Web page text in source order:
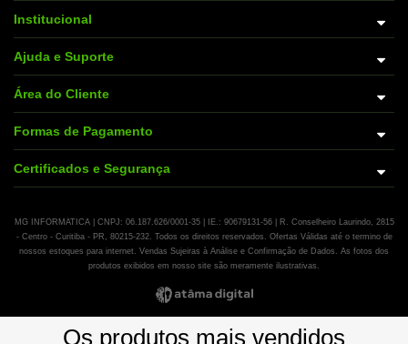
Institucional
Ajuda e Suporte
Área do Cliente
Formas de Pagamento
Certificados e Segurança
MG INFORMATICA | CNPJ: 06.187.626/0001-35 | IE.: 90679131-56 | R. Conselheiro Laurindo, 2815
- Centro - Curitiba - PR, 80215-232. Todos os direitos reservados. Ofertas Válidas até o termino de
nossos estoques para internet. Vendas Sujeiras à Análise e Confirmação de Dados. As fotos dos
produtos exibidos em nosso site são meramente ilustrativas.